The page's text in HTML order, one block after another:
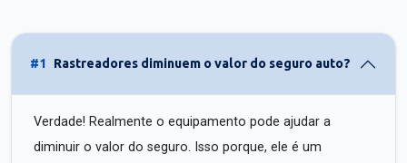
#1 Rastreadores diminuem o valor do seguro auto?
Verdade! Realmente o equipamento pode ajudar a
diminuir o valor do seguro. Isso porque, ele é um